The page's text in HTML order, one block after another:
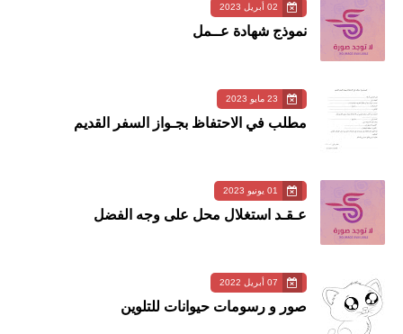
02 أبريل 2023
نموذج شهادة عــمل
23 مايو 2023
مطلب في الاحتفاظ بجـواز السفر القديم
01 يونيو 2023
عـقـد استغلال محل على وجه الفضل
07 أبريل 2022
صور و رسومات حيوانات للتلوين